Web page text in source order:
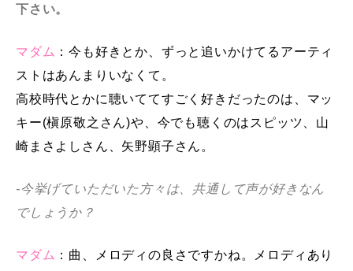
下さい。
マダム ：今も好きとか、ずっと追いかけてるアーティ
ストはあんまりいなくて。
高校時代とかに聴いててすごく好きだったのは、マッ
キー(槇原敬之さん)や、今でも聴くのはスピッツ、山
崎まさよしさん、矢野顕子さん。
-今挙げていただいた方々は、共通して声が好きなん
でしょうか？
マダム ：曲、メロディの良さですかね。メロディあり